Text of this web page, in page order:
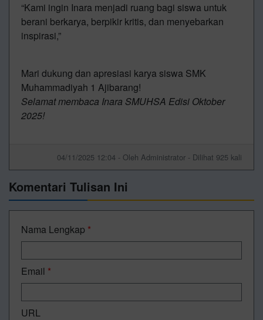
“Kami ingin Inara menjadi ruang bagi siswa untuk
berani berkarya, berpikir kritis, dan menyebarkan
inspirasi,”
Mari dukung dan apresiasi karya siswa SMK
Muhammadiyah 1 Ajibarang!
Selamat membaca Inara SMUHSA Edisi Oktober
2025!
04/11/2025 12:04 - Oleh Administrator - Dilihat 925 kali
Komentari Tulisan Ini
Nama Lengkap *
Email *
URL